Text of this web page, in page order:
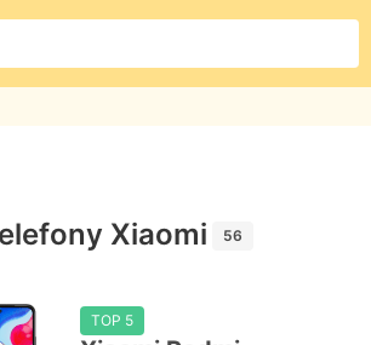
Xiaomi 56
TOP 5